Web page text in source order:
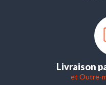
Livraison
et Outre-